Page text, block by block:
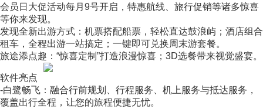
会员日大促活动每月9号开启，特惠航线、旅行促销等诸多惊喜
等你来发现。
发现全新出游方式：机票搭配船票，轻松直达鼓浪屿；酒店组合
租车，全程出游一站搞定；一键即可兑换周末游套餐。
旅途添点趣：“惊喜定制”打造浪漫惊喜；3D选餐带来视觉盛宴。
软件亮点
-白鹭畅飞：融合行前规划、行程服务、机上服务与抵达服务，
覆盖出行全程，让您的旅程便捷无忧。